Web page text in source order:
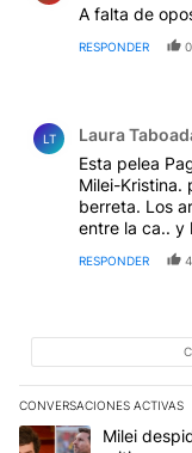
A falta de
RESPONDER 0
LT Laura
Esta pelea
Milei-Kristina.
berreta. Los
entre la ca.. y
RESPONDER 4
CONVERSACIONES ACTIVAS
Este listado muestra
Un artículo de
Milei